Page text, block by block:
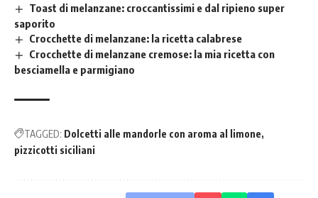
Toast di melanzane: croccantissimi e dal ripieno super
saporito
Crocchette di melanzane: la ricetta calabrese
Crocchette di melanzane cremose: la mia ricetta con
besciamella e parmigiano
TAGGED: Dolcetti alle mandorle con aroma al limone
pizzicotti siciliani